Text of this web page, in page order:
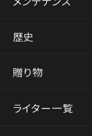
歴史
贈り物
ライター一覧